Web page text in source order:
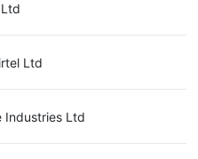
Ltd
Industries Ltd